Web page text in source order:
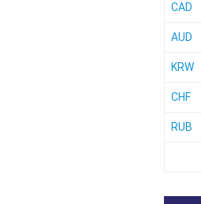
CAD
AUD
KRW
CHF
RUB